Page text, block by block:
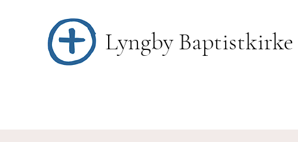
Lyngby Baptistkirke